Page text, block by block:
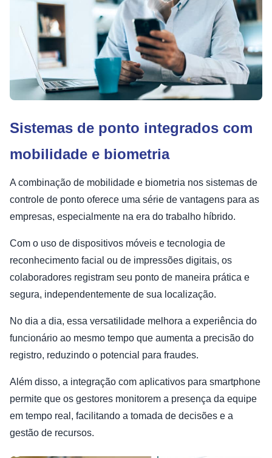
Sistemas de ponto integrados com
mobilidade e biometria
A combinação de mobilidade e biometria nos sistemas de
controle de ponto oferece uma série de vantagens para as
empresas, especialmente na era do trabalho híbrido.
Com o uso de dispositivos móveis e tecnologia de
reconhecimento facial ou de impressões digitais, os
colaboradores registram seu ponto de maneira prática e
segura, independentemente de sua localização.
No dia a dia, essa versatilidade melhora a experiência do
funcionário ao mesmo tempo que aumenta a precisão do
registro, reduzindo o potencial para fraudes.
Além disso, a integração com aplicativos para smartphone
permite que os gestores monitorem a presença da equipe
em tempo real, facilitando a tomada de decisões e a
gestão de recursos.